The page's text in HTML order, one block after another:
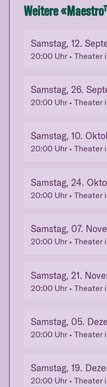
Weitere «
Samstag, 12.
20:00Uhr• Theater
Samstag, 26.
20:00Uhr• Theater
Samstag, 10.
20:00Uhr• Theater
Samstag, 24.
20:00Uhr• Theater
Samstag, 07.
20:00Uhr• Theater
Samstag, 21.
20:00Uhr• Theater
Samstag, 05.
20:00Uhr• Theater
Samstag, 19.
20:00Uhr• Theater